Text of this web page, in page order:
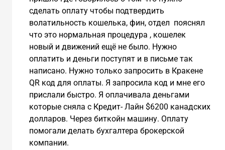
сделать оплату чтобы подтвердить
волатильность кошелька, фин, отдел пояснял
что это нормальная процедура , кошелек
новый и движений ещё не было. Нужно
оплатить и деньги поступят и в письме так
написано. Нужно только запросить в Кракене
QR код для оплаты. Я запросила код и мне его
прислали быстро. Я оплачивала деньгами
которые сняла с Кредит- Лайн $6200 канадских
долларов. Через биткойн машину. Оплату
помогали делать бухгалтера брокерской
компании.